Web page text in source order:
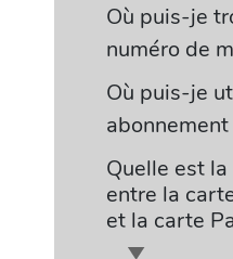
Où puis-je
numéro de
Où puis-je
abonnement
Quelle est
entre la
et la carte